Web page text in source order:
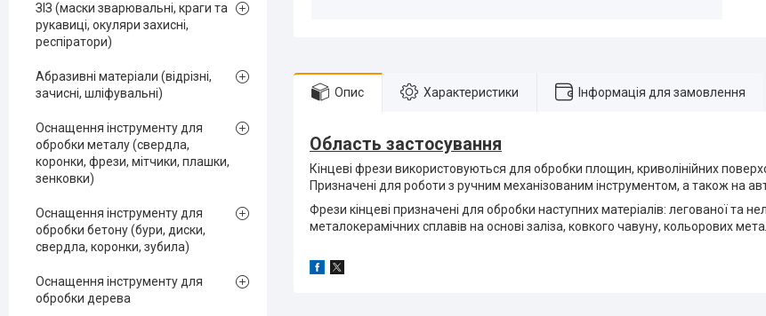
Опис Характеристики Інформація для замовлення
Область застосування
Кінцеві фрези використовуються для обробки площин, криволінійних
Призначені для роботи з ручним механізованим інструментом, а також на
Фрези кінцеві призначені для обробки наступних матеріалів: легованої та
металокерамічних сплавів на основі заліза, ковкого чавуну, кольорових
ЗІЗ (маски зварювальні, краги та
рукавиці, окуляри захисні,
респіратори)
Абразивні матеріали (відрізні,
зачисні, шліфувальні)
Оснащення інструменту для
обробки металу (свердла,
коронки, фрези, мітчики, плашки,
зенковки)
Оснащення інструменту для
обробки бетону (бури, диски,
свердла, коронки, зубила)
Оснащення інструменту для
обробки дерева